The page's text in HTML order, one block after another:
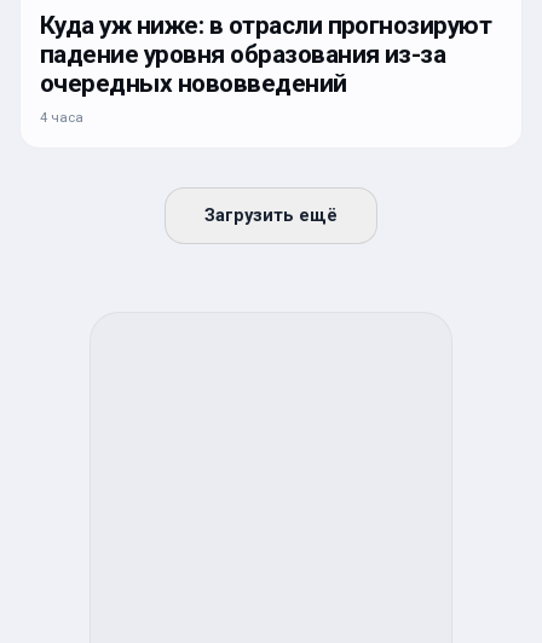
Куда уж ниже: в отрасли прогнозируют
падение уровня образования из-за
очередных нововведений
4 часа
Загрузить ещё